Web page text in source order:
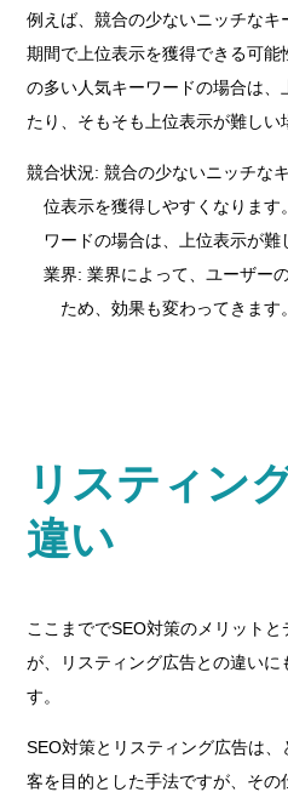
例えば、競合の少ないニッチな
期間で上位表示を獲得できる可
の多い人気キーワードの場合は、
たり、そもそも上位表示が難しい
競合状況: 競合の少ないニッチな
位表示を獲得しやすくなりま
ワードの場合は、上位表示が難
業界: 業界によって、ユーザー
ため、効果も変わってきます。
リスティン
違い
ここまででSEO対策のメリット
が、リスティング広告との違いに
す。
SEO対策とリスティング広告は
客を目的とした手法ですが、そ